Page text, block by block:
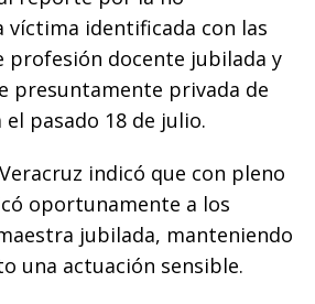
víctima identificada con las
profesión docente jubilada y
presuntamente privada de
pasado 18 de julio.
indicó que con pleno
oportunamente a los
jubilada, manteniendo
una actuación sensible.